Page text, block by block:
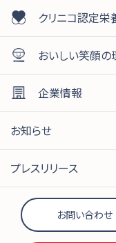
調整した後、冷
際はかたさを確認
[温かい（65℃以
食材の種類やま
性が異なること
まとめるこeasy
で長時間の加温は
一度かためたも
でください。（形が
クリニコ認定栄
おいしい笑顔の
企業情報
お知らせ
プレスリリース
お問い合わせ